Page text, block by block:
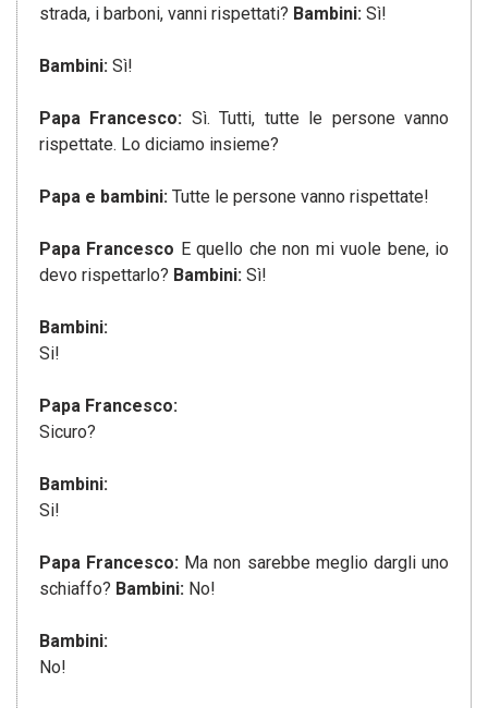
strada, i barboni, vanni rispettati? Bambini: Sì!
Bambini: Sì!
Papa Francesco: Sì. Tutti, tutte le persone vanno
rispettate. Lo diciamo insieme?
Papa e bambini: Tutte le persone vanno rispettate!
Papa Francesco E quello che non mi vuole bene, io
devo rispettarlo? Bambini: Sì!
Bambini:
Si!
Papa Francesco:
Sicuro?
Bambini:
Si!
Papa Francesco: Ma non sarebbe meglio dargli uno
schiaffo? Bambini: No!
Bambini:
No!